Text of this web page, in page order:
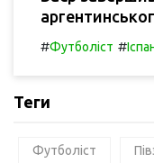
#Футболіст #
Теги
Футболіст